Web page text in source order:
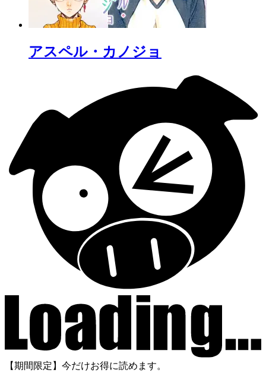
アスペル・カノジョ
【期間限定】今だけお得に読めます。